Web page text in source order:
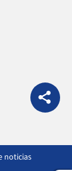
noticias